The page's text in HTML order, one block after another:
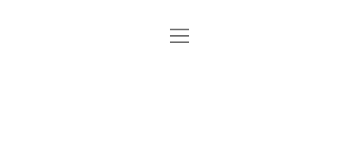
关于博主
o